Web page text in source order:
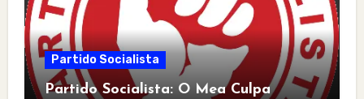
Partido Socialista
Partido Socialista: O Mea Culpa